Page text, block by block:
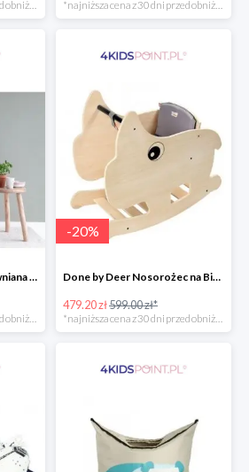
Little Dutch Kuchnia drewniana -20%
*najniższa cena z 30 dni przed obniżką
-20%
Done by Deer Nosorożec na Biegunach -20%
479.20 zł599.00 zł*
*najniższa cena z 30 dni przed obniżką